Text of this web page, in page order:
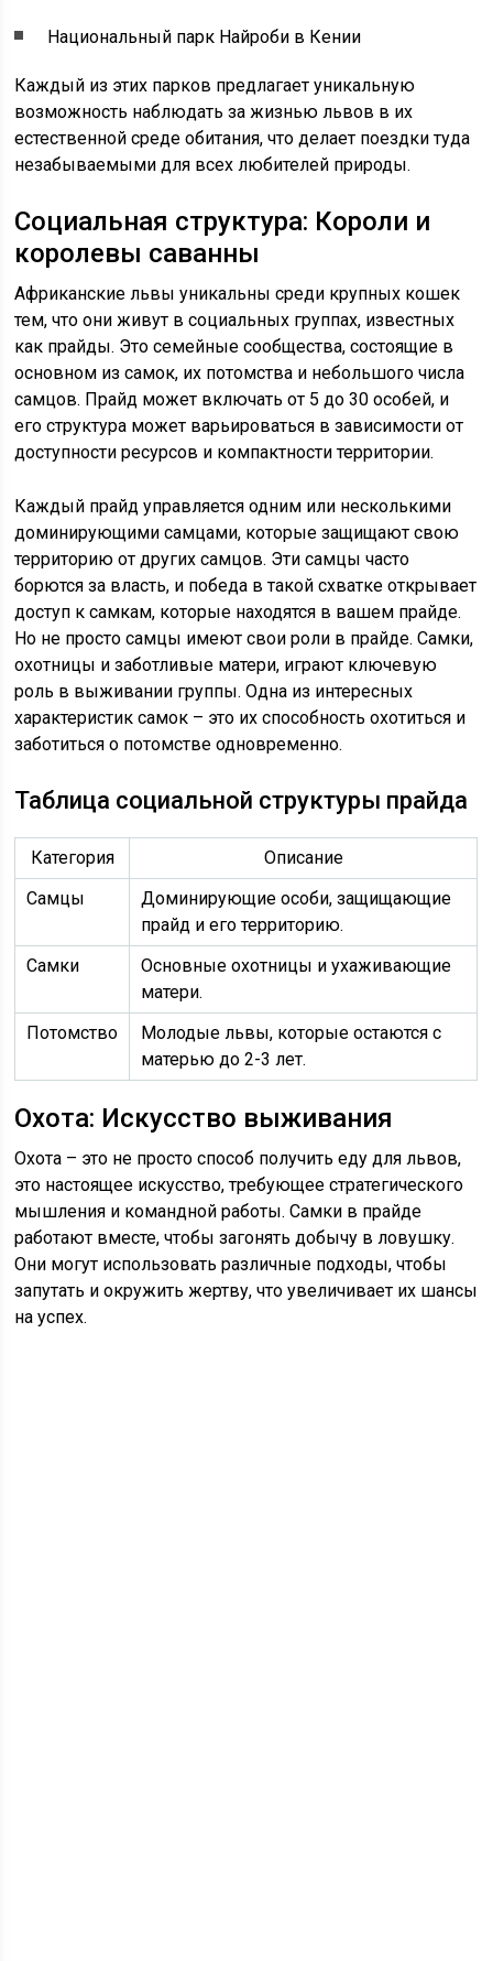
Национальный парк Найроби в Кении
Каждый из этих парков предлагает уникальную
возможность наблюдать за жизнью львов в их
естественной среде обитания, что делает поездки туда
незабываемыми для всех любителей природы.
Социальная структура: Короли и
королевы саванны
Африканские львы уникальны среди крупных кошек
тем, что они живут в социальных группах, известных
как прайды. Это семейные сообщества, состоящие в
основном из самок, их потомства и небольшого числа
самцов. Прайд может включать от 5 до 30 особей, и
его структура может варьироваться в зависимости от
доступности ресурсов и компактности территории.
Каждый прайд управляется одним или несколькими
доминирующими самцами, которые защищают свою
территорию от других самцов. Эти самцы часто
борются за власть, и победа в такой схватке открывает
доступ к самкам, которые находятся в вашем прайде.
Но не просто самцы имеют свои роли в прайде. Самки,
охотницы и заботливые матери, играют ключевую
роль в выживании группы. Одна из интересных
характеристик самок – это их способность охотиться и
заботиться о потомстве одновременно.
Таблица социальной структуры прайда
Категория
Описание
Самцы
Доминирующие особи, защищающие
прайд и его территорию.
Самки
Основные охотницы и ухаживающие
матери.
Потомство
Молодые львы, которые остаются с
матерью до 2-3 лет.
Охота: Искусство выживания
Охота – это не просто способ получить еду для львов,
это настоящее искусство, требующее стратегического
мышления и командной работы. Самки в прайде
работают вместе, чтобы загонять добычу в ловушку.
Они могут использовать различные подходы, чтобы
запутать и окружить жертву, что увеличивает их шансы
на успех.